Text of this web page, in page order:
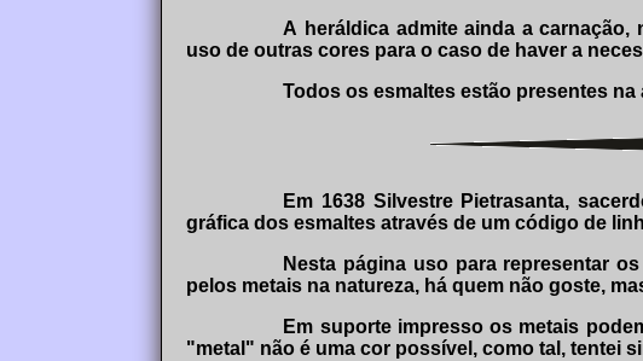
A heráldica admite ainda a
uso de outras cores para o caso de haver a
Todos os esmaltes estão presentes
Em 1638 Silvestre Pietrasanta,
gráfica dos esmaltes através de um código de
Nesta página uso para representar
pelos metais na natureza, há quem não goste,
Em suporte impresso os metais
"metal" não é uma cor possível, como tal, tentei